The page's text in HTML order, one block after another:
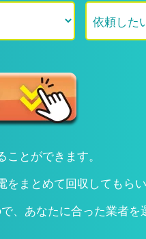
とができます。
まとめて回収してもらい
、あなたに合った業者を